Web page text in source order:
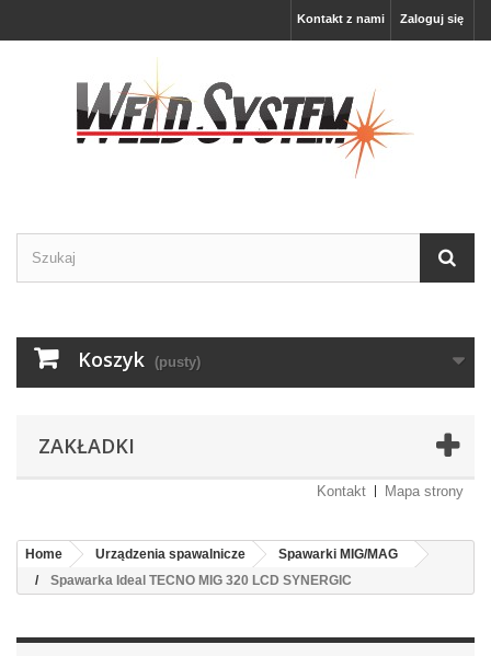
Zaloguj się
Kontakt z nami
Koszyk (pusty)
ZAKŁADKI
Kontakt Mapa strony
Home Urządzenia spawalnicze
Spawarki MIG/MAG
Spawarka Ideal TECNO MIG 320 LCD SYNERGIC